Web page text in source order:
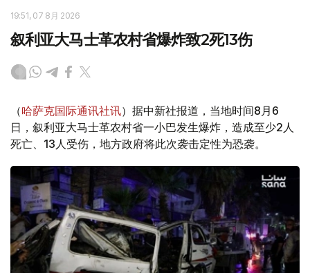
19:51, 07 8月 2026
叙利亚大马士革农村省爆炸致2死13伤
（哈萨克国际通讯社讯）据中新社报道，当地时间8月6
日，叙利亚大马士革农村省一小巴发生爆炸，造成至少2人
死亡、13人受伤，地方政府将此次袭击定性为恐袭。